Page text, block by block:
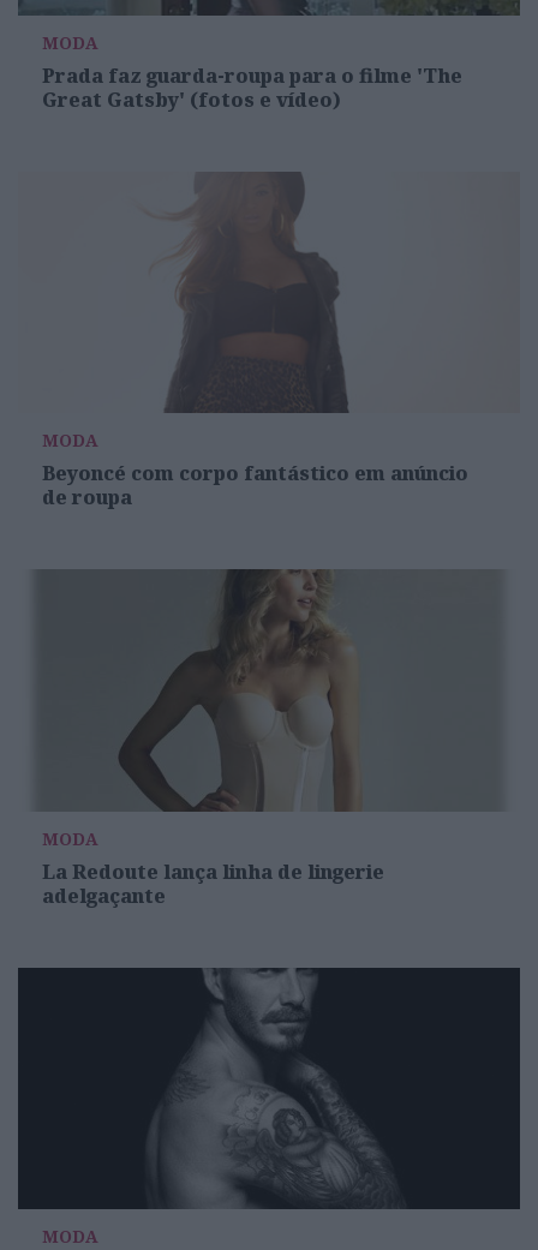
MODA
Prada faz guarda-roupa para o filme 'The
Great Gatsby' (fotos e vídeo)
MODA
Beyoncé com corpo fantástico em anúncio
de roupa
MODA
La Redoute lança linha de lingerie
adelgaçante
MODA